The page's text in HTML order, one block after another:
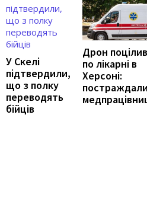
У Скелі
підтвердили,
що з полку
переводять
бійців
Дрон поцілив
по лікарні в
Херсоні:
постраждали